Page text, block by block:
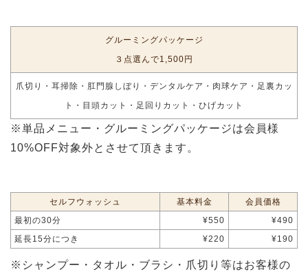
グルーミングパッケージ
３点選んで1,500円
爪切り・耳掃除・肛門腺しぼり・デンタルケア・肉球ケア・足裏カッ
ト・目頭カット・足回りカット・ひげカット
※単品メニュー・グルーミングパッケージは会員様
10%OFF対象外とさせて頂きます。
セルフウォッシュ 基本料金
会員価格
最初の30分
¥550
¥490
延長15分につき
¥220 ¥190
※シャンプー・タオル・ブラシ・爪切り等はお客様の